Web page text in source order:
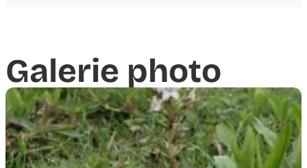
Galerie photo